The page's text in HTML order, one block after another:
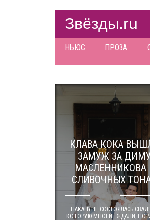
Звёзды.ru
НЬЮС ПРОЗА
КЛАВА КОКА
ЗАМУЖ ЗА ДИМУ
МАСЛЕННИКОВА
СЛИВОЧНЫХ
НАКАНУНЕ СОСТОЯЛАСЬ
КОТОРУЮ МНОГИЕ ЖДАЛИ, НО